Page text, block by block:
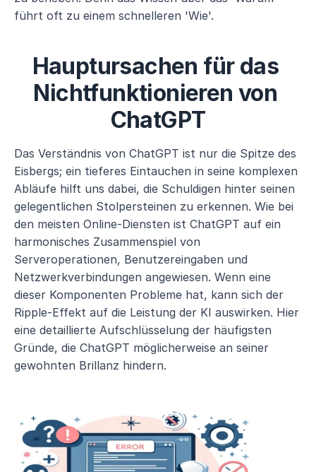
führt oft zu einem schnelleren 'Wie'.
Hauptursachen für das
Nichtfunktionieren von
ChatGPT
Das Verständnis von ChatGPT ist nur die Spitze des
Eisbergs; ein tieferes Eintauchen in seine komplexen
Abläufe hilft uns dabei, die Schuldigen hinter seinen
gelegentlichen Stolpersteinen zu erkennen. Wie bei
den meisten Online-Diensten ist ChatGPT auf ein
harmonisches Zusammenspiel von
Serveroperationen, Benutzereingaben und
Netzwerkverbindungen angewiesen. Wenn eine
dieser Komponenten Probleme hat, kann sich der
Ripple-Effekt auf die Leistung der KI auswirken. Hier
eine detaillierte Aufschlüsselung der häufigsten
Gründe, die ChatGPT möglicherweise an seiner
gewohnten Brillanz hindern.